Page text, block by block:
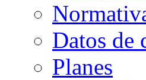
Datos de
Planes